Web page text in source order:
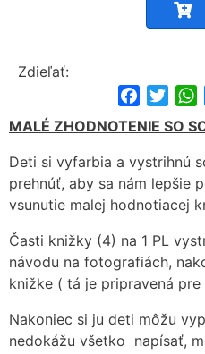
Zdieľať:
Facebook
MALÉ ZHODNOTENIE SO
Deti si vyfarbia a vystrihnú
prehnúť, aby sa nám lepšie
vsunutie malej hodnotiacej
Časti knižky (4) na 1 PL
návodu na fotografiách,
knižke ( tá je pripravená
Nakoniec si ju deti môžu
nedokážu všetko napísať,